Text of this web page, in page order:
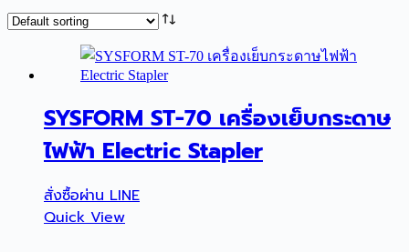
SYSFORM ST-70 เครื่องเย็บกระดาษ
ไฟฟ้า Electric Stapler
สั่งซื้อผ่าน LINE
Quick View